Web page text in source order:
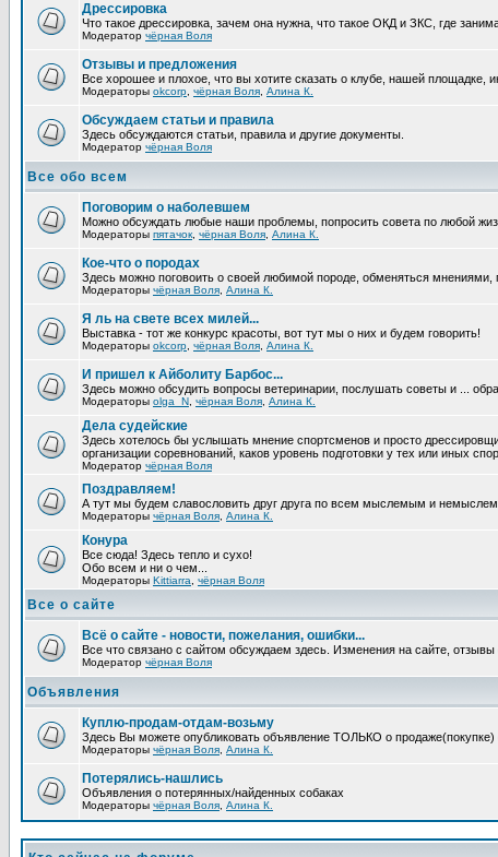
Дрессировка
Что такое дрессировка, зачем она нужна, что такое ОКД и ЗКС, где
Модератор чёрная Воля
Отзывы и предложения
Все хорошее и плохое, что вы хотите сказать о клубе, нашей площадке,
Модераторы okcorp чёрная Воля Алина К.
Обсуждаем статьи и правила
Здесь обсуждаются статьи, правила и другие документы.
Модератор чёрная Воля
Все обо всем
Поговорим о наболевшем
Можно обсуждать любые наши проблемы, попросить совета по любой
Модераторы пятачок чёрная Воля Алина К.
Кое-что о породах
Здесь можно поговоить о своей любимой породе, обменяться мнениями,
Модераторы чёрная Воля Алина К.
Я ль на свете всех милей...
Выставка - тот же конкурс красоты, вот тут мы о них и будем говорить!
Модераторы okcorp чёрная Воля Алина К.
И пришел к Айболиту Барбос...
Здесь можно обсудить вопросы ветеринарии, послушать советы и ...
Модераторы olga_N чёрная Воля Алина К.
Дела судейские
Здесь хотелось бы услышать мнение спортсменов и просто
организации соревнований, каков уровень подготовки у тех или иных
Модератор чёрная Воля
Поздравляем!
А тут мы будем славословить друг друга по всем мыслемым и
Модераторы чёрная Воля Алина К.
Конура
Все сюда! Здесь тепло и сухо!
Обо всем и ни о чем...
Модераторы Kittiarra чёрная Воля
Все о сайте
Всё о сайте - новости, пожелания, ошибки...
Все что связано с сайтом обсуждаем здесь. Изменения на сайте,
Модератор чёрная Воля
Объявления
Куплю-продам-отдам-возьму
Здесь Вы можете опубликовать объявление ТОЛЬКО о продаже(покупке)
Модераторы чёрная Воля Алина К.
Потерялись-нашлись
Объявления о потерянных/найденных собаках
Модераторы чёрная Воля Алина К.